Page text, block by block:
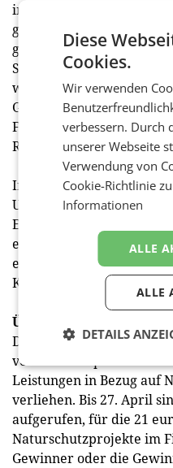
in den Natura 2000-
gefährdete heimische
geschützt, sondern auch
Somit trägt das Netzwerk
wesentlich zum
Grundlagen für Natura
Fauna-Flora-Habitat-
Richtlinie.
In Österreich umfasst
Umweltbundesamt 350
Europaschutzgebiete
einzelnen
entsprechende Gebiete
Kommission.
Über das Voting des
Der Natura 2000 Award
von der Europäischen
Leistungen in Bezug auf
verliehen. Bis 27. April
aufgerufen, für die 21
Naturschutzprojekte im
Gewinner oder die
Diese
Cookies.
Wir verwenden
verbessern. Durch
unserer Webseite
Verwendung von
Cookie-Richtlinie
Informationen
ALLE
ALLE
DETAILS